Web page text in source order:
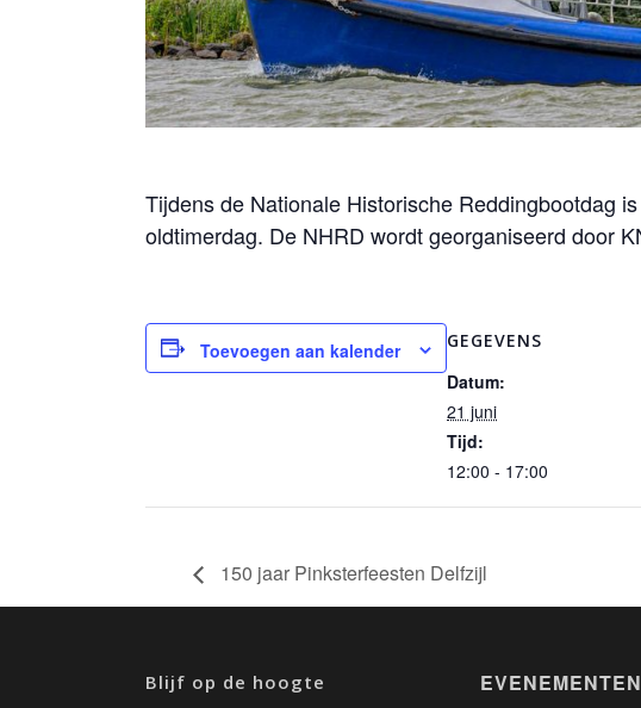
Tijdens de Nationale Historische Reddingbootdag
oldtimerdag. De NHRD wordt georganiseerd door
Toevoegen aan kalender GEGEVENS
Datum:
21 juni
Tijd:
12:00 - 17:00
150 jaar Pinksterfeesten Delfzijl
Blijf op de hoogte EVENEMENTEN